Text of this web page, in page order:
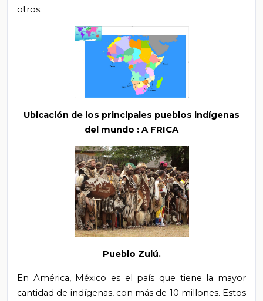
otros.
Ubicación de los principales pueblos indígenas
del mundo : A FRICA
Pueblo Zulú.
En América, México es el país que tiene la mayor
cantidad de indígenas, con más de 10 millones. Estos